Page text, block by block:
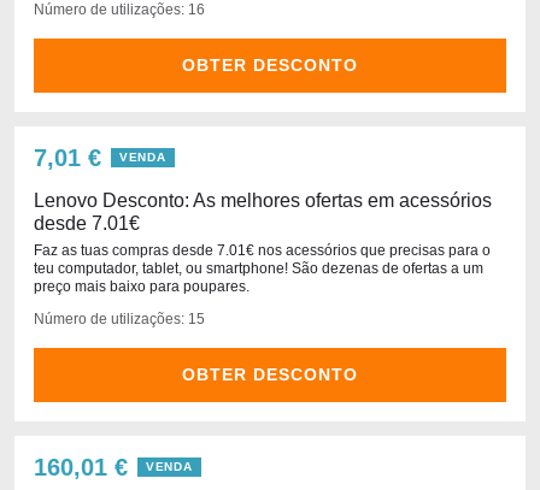
Número de utilizações: 16
OBTER DESCONTO
7,01 € VENDA
Lenovo Desconto: As melhores ofertas em acessórios
desde 7.01€
Faz as tuas compras desde 7.01€ nos acessórios que precisas para o
teu computador, tablet, ou smartphone! São dezenas de ofertas a um
preço mais baixo para poupares.
Número de utilizações: 15
OBTER DESCONTO
160,01 € VENDA